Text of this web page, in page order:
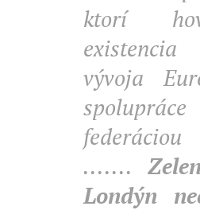
ktorí
existencia
vývoja
.......
Londýn